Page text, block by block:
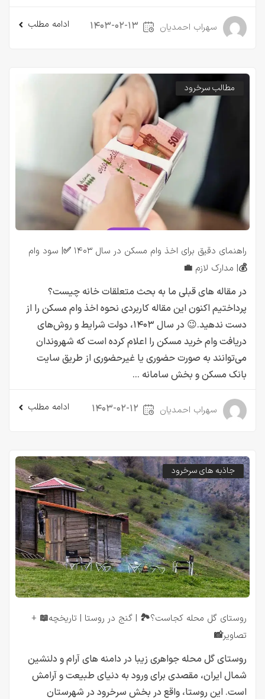
سهراب احمدیان ۱۴۰۳-۰۲-۱۳ ادامه مطلب
مطالب سرخرود
راهنمای دقیق برای اخذ وام مسکن در سال ۱۴۰۳ ✅| سود وام
💰| مدارک لازم 💼
در مقاله های قبلی ما به بحث متعلقات خانه چیست؟
پرداختیم اکنون این مقاله کاربردی نحوه اخذ وام مسکن را از
دست ندهید.😉 در سال ۱۴۰۳، دولت شرایط و روش‌های
دریافت وام خرید مسکن را اعلام کرده است که شهروندان
می‌توانند به صورت حضوری یا غیرحضوری از طریق سایت
بانک مسکن و بخش سامانه ...
سهراب احمدیان ۱۴۰۳-۰۲-۱۲ ادامه مطلب
جاذبه های سرخرود
روستای گل محله کجاست؟🏞️ | گنج در روستا | تاریخچه📖 +
تصاویر📸
روستای گل محله جواهری زیبا در دامنه های آرام و دلنشین
شمال ایران، مقصدی برای ورود به دنیای طبیعت و آرامش
است. این روستا، واقع در بخش سرخرود در شهرستان